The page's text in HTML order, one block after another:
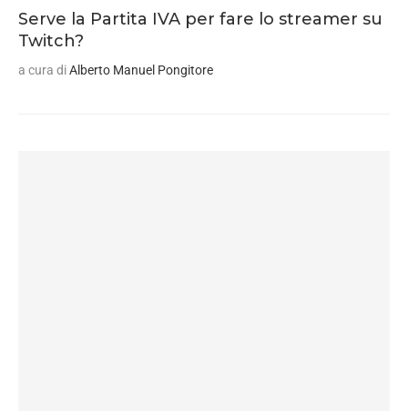
Serve la Partita IVA per fare lo streamer su
Twitch?
a cura diAlberto Manuel Pongitore